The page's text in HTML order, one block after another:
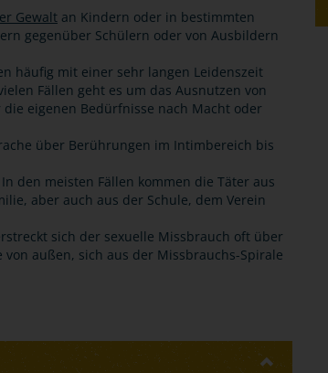
Gewalt an Kindern oder in bestimmten
gegenüber Schülern oder von Ausbildern
häufig mit einer sehr langen Leidenszeit
Fällen geht es um das Ausnutzen von
eigenen Bedürfnisse nach Macht oder
über Berührungen im Intimbereich bis
den meisten Fällen kommen die Täter aus
aber auch aus der Schule, dem Verein
sich der sexuelle Missbrauch oft über
außen, sich aus der Missbrauchs-Spirale